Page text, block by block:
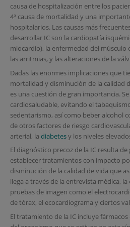
causa de hospitalización entre los
4ª causa de mortalidad y una
hospitalarios. Las causas más
desarrollar IC son la cardiopatía
miocardio), la enfermedad del músculo
las arritmias, y las alteraciones de la
Dadas las enormes implicaciones que
mortalidad y disminución de la calidad
es una cuestión de gran importancia.
cardiosaludable, evitando el
sedentarismo, así como beber alcohol
de otros factores de riesgo
arterial, la diabetesy los niveles
El diagnóstico precoz de la IC resulta
establecer tratamientos con impacto
disminución de la calidad de vida que
llega a través de la entrevista médica,
pruebas de imagen como el
de tórax, el ecocardiograma y ciertos
El tratamiento de la IC incluye